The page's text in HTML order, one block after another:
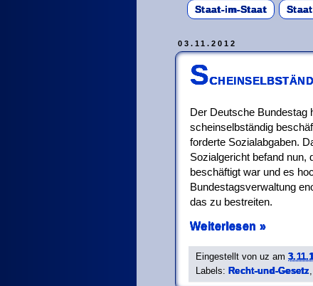
Staat-im-Staat
03.11.2012
S
Der Deutsche Bundestag
scheinselbständig
forderte Sozialabgaben.
Sozialgericht befand nun,
beschäftigt war und es
Bundestagsverwaltung
das zu bestreiten.
Weiterlesen »
Eingestellt von uz am
Labels: Recht-und-Gesetz